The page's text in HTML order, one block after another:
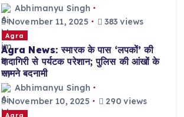
Abhimanyu Singh
November 11, 2025
383 views
Agra
Agra News: स्मारक के पास ‘लपकों’ की
दादागिरी से पर्यटक परेशान; पुलिस की आंखों के
सामने बदनामी
Abhimanyu Singh
November 10, 2025
290 views
Agra